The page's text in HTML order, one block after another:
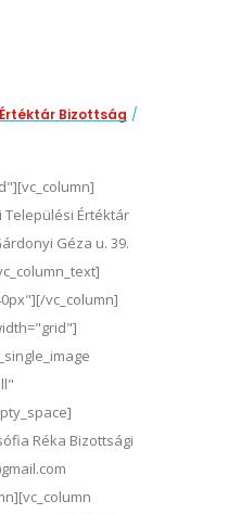
Bizottság
Települési Értéktár
Géza u. 39.
vc_column]
Réka Bizottsági